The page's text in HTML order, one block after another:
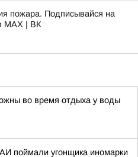
пожара. Подписывайся на
MAX | ВК
во время отдыха у воды
поймали угонщика иномарки